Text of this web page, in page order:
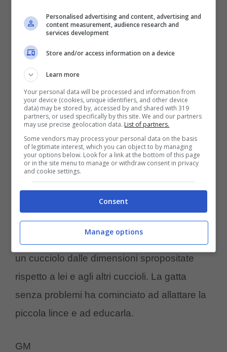
evento è stato condiviso dall’agenzia stampa
due anni fa.
Il cucciolo chiamatoNikaè stato
abbandonato dalla madre perché era il più
piccolo della cucciolata. Per evitare che
morisse, un dipendente dello zoo ha deciso
di provare a mettere insieme alla lince la sua
gatta domestica che aveva appena partorito.
Un’idea che ha avuto un esito positivo in
quanto la gatta si è subito prodigata a
prendersi cura di Nika, anche se si tratta di
un cucciolo dalle dimensioni spropositate
rispetto a lei e agli altri cuccioli. La gatta
senza problemi ha cominciato ad allattare la
piccola lince e ad educarla.
GM
Personalised advertising and content, advertising and
content measurement, audience research and
services development
Store and/or access information on a device
Learn more
Your personal data will be processed and information from
your device (cookies, unique identifiers, and other device
data) may be stored by, accessed by and shared with 319
partners, or used specifically by this site. We and our partners
may use precise geolocation data. List of partners.
Some vendors may process your personal data on the basis
of legitimate interest, which you can object to by managing
your options below. Look for a link at the bottom of this page
or in the site menu to manage or withdraw consent in privacy
and cookie settings.
Consent
Manage options